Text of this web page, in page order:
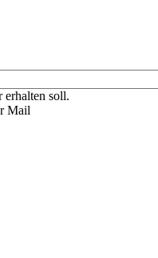
erhalten soll.
Mail